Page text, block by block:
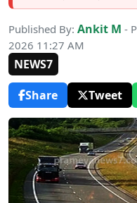
Published By: Ankit M -
2026 11:27 AM
NEWS7
Share
Tweet